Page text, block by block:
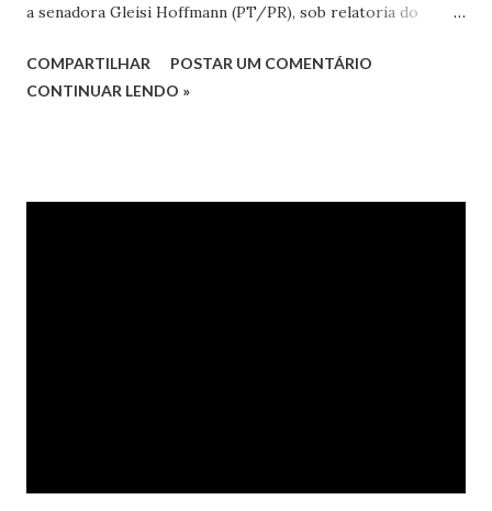
a senadora Gleisi Hoffmann (PT/PR), sob relatoria do
prerrogativa de foro, por maioria de votos os ministros
COMPARTILHAR
POSTAR UM COMENTÁRIO
CONTINUAR LENDO »